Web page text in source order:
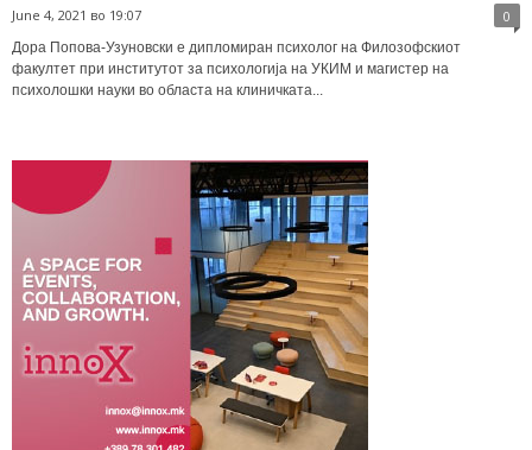
June 4, 2021 во 19:07 0
Дора Попова-Узуновски е дипломиран психолог на Филозофскиот
факултет при институтот за психологија на УКИМ и магистер на
психолошки науки во областа на клиничката...